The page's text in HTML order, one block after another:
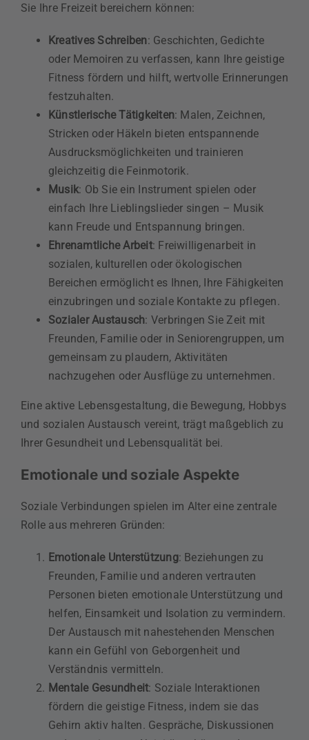
Sie Ihre Freizeit bereichern können:
Kreatives Schreiben: Geschichten, Gedichte
oder Memoiren zu verfassen, kann Ihre geistige
Fitness fördern und hilft, wertvolle Erinnerungen
festzuhalten.
Künstlerische Tätigkeiten: Malen, Zeichnen,
Stricken oder Häkeln bieten entspannende
Ausdrucksmöglichkeiten und trainieren
gleichzeitig die Feinmotorik.
Musik: Ob Sie ein Instrument spielen oder
einfach Ihre Lieblingslieder singen – Musik
kann Freude und Entspannung bringen.
Ehrenamtliche Arbeit: Freiwilligenarbeit in
sozialen, kulturellen oder ökologischen
Bereichen ermöglicht es Ihnen, Ihre Fähigkeiten
einzubringen und soziale Kontakte zu pflegen.
Sozialer Austausch: Verbringen Sie Zeit mit
Freunden, Familie oder in Seniorengruppen, um
gemeinsam zu plaudern, Aktivitäten
nachzugehen oder Ausflüge zu unternehmen.
Eine aktive Lebensgestaltung, die Bewegung, Hobbys
und sozialen Austausch vereint, trägt maßgeblich zu
Ihrer Gesundheit und Lebensqualität bei.
Emotionale und soziale Aspekte
Soziale Verbindungen spielen im Alter eine zentrale
Rolle aus mehreren Gründen:
Emotionale Unterstützung: Beziehungen zu
Freunden, Familie und anderen vertrauten
Personen bieten emotionale Unterstützung und
helfen, Einsamkeit und Isolation zu vermindern.
Der Austausch mit nahestehenden Menschen
kann ein Gefühl von Geborgenheit und
Verständnis vermitteln.
Mentale Gesundheit: Soziale Interaktionen
fördern die geistige Fitness, indem sie das
Gehirn aktiv halten. Gespräche, Diskussionen